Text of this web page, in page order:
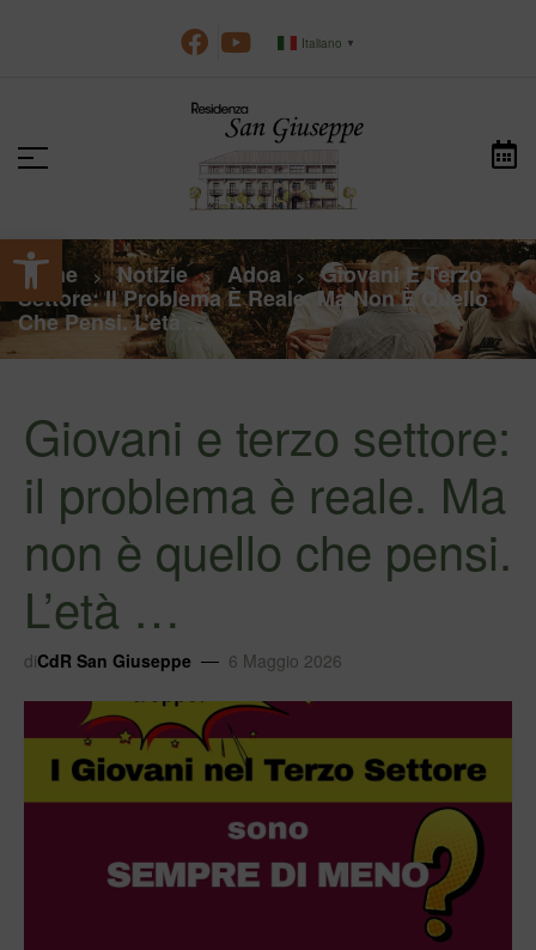
Apri la barra degli strumenti
Italiano ▼
Home > Notizie > Adoa > Giovani E Terzo
Settore: Il Problema È Reale. Ma Non È Quello
Che Pensi. L’età …
Giovani e terzo settore:
il problema è reale. Ma
non è quello che pensi.
L’età …
diCdR San Giuseppe 6 Maggio 2026